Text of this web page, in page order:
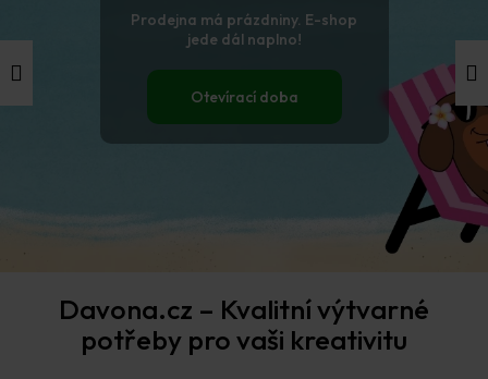
Prodejna má prázdniny. E-shop
jede dál naplno!
Otevírací doba
Davona.cz – Kvalitní výtvarné
potřeby pro vaši kreativitu